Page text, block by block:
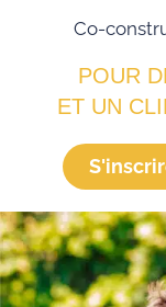
Co-
POUR
ET UN